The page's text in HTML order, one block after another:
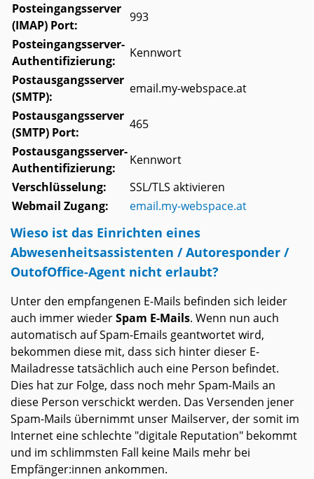
Posteingangsserver
(IMAP) Port:
993
Posteingangsserver-
Authentifizierung:
Kennwort
Postausgangsserver
(SMTP):
email.my-webspace.at
Postausgangsserver
(SMTP) Port:
465
Postausgangsserver-
Authentifizierung:
Kennwort
Verschlüsselung:
SSL/TLS aktivieren
Webmail Zugang:
email.my-webspace.at
Wieso ist das Einrichten eines
Abwesenheitsassistenten / Autoresponder /
OutofOffice-Agent nicht erlaubt?
Unter den empfangenen E-Mails befinden sich leider
auch immer wiederSpam E-Mails. Wenn nun auch
automatisch auf Spam-Emails geantwortet wird,
bekommen diese mit, dass sich hinter dieser E-
Mailadresse tatsächlich auch eine Person befindet.
Dies hat zur Folge, dass noch mehr Spam-Mails an
diese Person verschickt werden. Das Versenden jener
Spam-Mails übernimmt unser Mailserver, der somit im
Internet eine schlechte "digitale Reputation" bekommt
und im schlimmsten Fall keine Mails mehr bei
Empfänger:innen ankommen.